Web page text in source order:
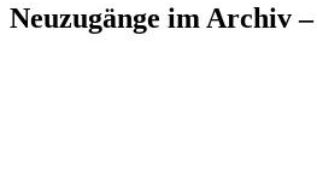
Neuzugänge im Archiv –